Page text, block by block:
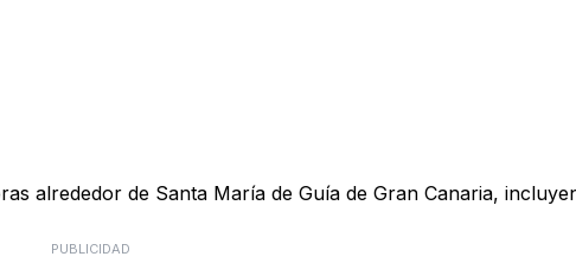
alrededor de Santa María de Guía de Gran Canaria,
PUBLICIDAD